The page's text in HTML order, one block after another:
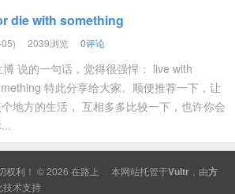
die with something
2039浏览 0评论
博 说的一句话，觉得很强悍： live with
特此分享给大家。顺便推荐一下，让
地方的生活， 互相多多比较一下，也许你会
利！ © 2026 在路上 本网站托管于Vultr ，由方
技术支持